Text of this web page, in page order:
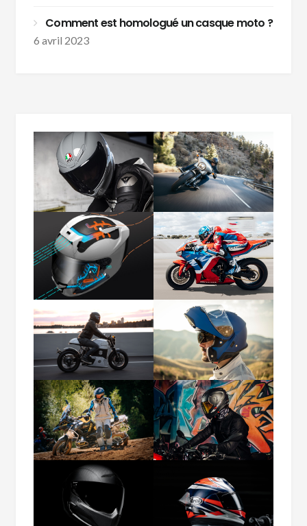
Comment est homologué un casque moto ?
6 avril 2023